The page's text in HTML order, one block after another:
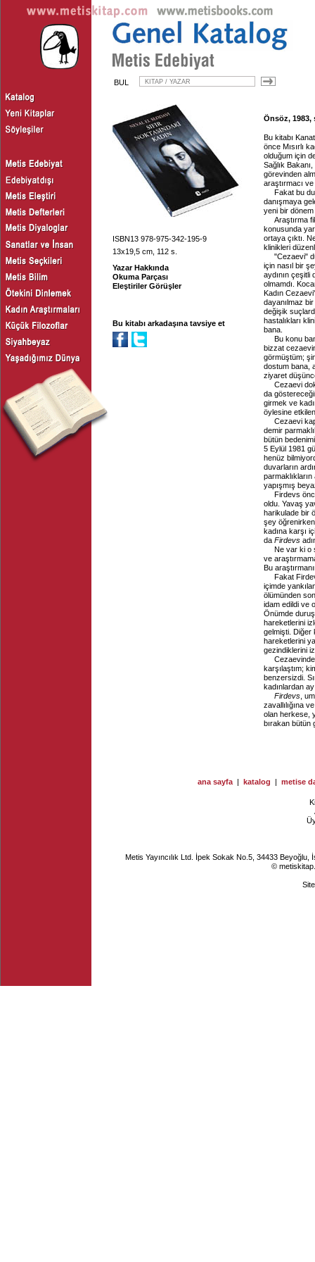
BUL
ISBN13 978-975-342-195-9
13x19,5 cm, 112 s.
Yazar Hakkında
Okuma Parçası
Eleştiriler Görüşler
Bu kitabı arkadaşına tavsiye et
Önsöz, 1983,
Bu kitabı
önce Mısırlı
olduğum için
Sağlık
görevinden
araştırmacı
Fakat bu
danışmaya
yeni bir dönem
Araştırma
konusunda
ortaya çıktı.
klinikleri
"Cezaevi"
için nasıl bir
aydının çeşitli
olmamdı.
Kadın
dayanılmaz
değişik
hastalıkları
bana.
Bu konu
bizzat
görmüştüm;
dostum bana,
ziyaret
Cezaevi
da
girmek ve
öylesine
Cezaevi
demir
bütün
5 Eylül 1981
henüz
duvarların
yapışmış
Firdevs
oldu. Yavaş
harikulade bir
şey
kadına karşı
da Firdevs
Ne var ki o
ve
Bu
Fakat
içimde
ölümünden
idam edildi ve
Önümde
hareketlerini
gelmişti. Diğer
hareketlerini
gezindiklerini
karşılaştım;
benzersizdi.
kadınlardan
Firdevs ,
zavallılığına
olan herkese,
bırakan bütün
ana sayfa | katalog | metise
Metis Yayıncılık Ltd. İpek Sokak No.5, 34433
©